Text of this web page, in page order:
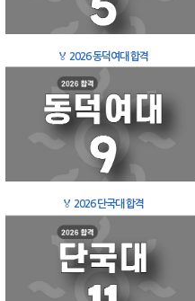
🏅 2026 동덕여대 합격
🏅 2026 단국대 합격